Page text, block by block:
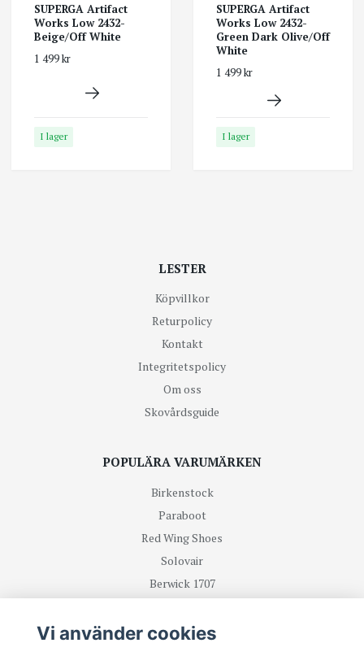
SUPERGA Artifact
Works Low 2432-
Beige/Off White
1 499 kr
I lager
SUPERGA Artifact
Works Low 2432-
Green Dark Olive/Off
White
1 499 kr
I lager
LESTER
Köpvillkor
Returpolicy
Kontakt
Integritetspolicy
Om oss
Skovårdsguide
POPULÄRA VARUMÄRKEN
Birkenstock
Paraboot
Red Wing Shoes
Solovair
Berwick 1707
Vi använder cookies